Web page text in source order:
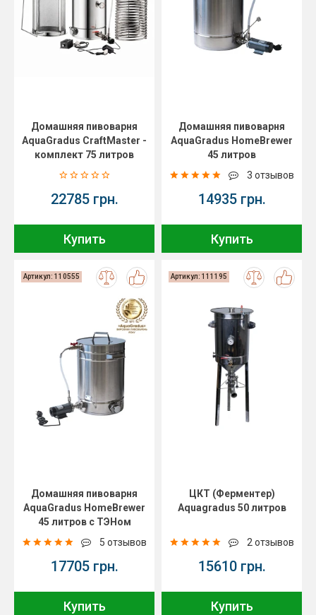
Домашняя пивоварня
AquaGradus CraftMaster -
комплект 75 литров
22785 грн.
Купить
Домашняя пивоварня
AquaGradus HomeBrewer
45 литров
3 отзывов
14935 грн.
Купить
Артикул: 110555
Домашняя пивоварня
AquaGradus HomeBrewer
45 литров с ТЭНом
5 отзывов
17705 грн.
Купить
Артикул: 111195
ЦКТ (Ферментер)
Aquagradus 50 литров
2 отзывов
15610 грн.
Купить